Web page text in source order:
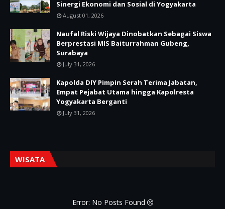
Sinergi Ekonomi dan Sosial di Yogyakarta
August 01, 2026
Naufal Riski Wijaya Dinobatkan Sebagai Siswa
Berprestasi MIS Baiturrahman Gubeng,
Surabaya
July 31, 2026
Kapolda DIY Pimpin Serah Terima Jabatan,
Empat Pejabat Utama hingga Kapolresta
Yogyakarta Berganti
July 31, 2026
WISATA
Error: No Posts Found